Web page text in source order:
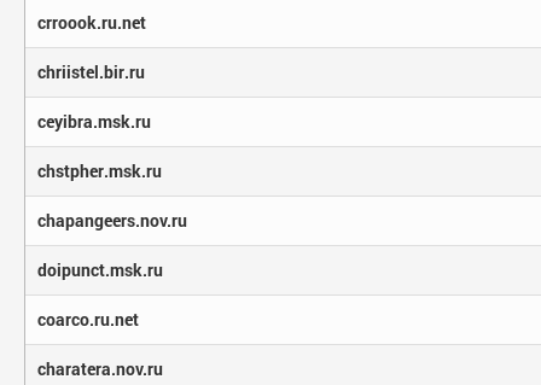
crroook.ru.net
chriistel.bir.ru
ceyibra.msk.ru
chstpher.msk.ru
chapangeers.nov.ru
doipunct.msk.ru
coarco.ru.net
charatera.nov.ru